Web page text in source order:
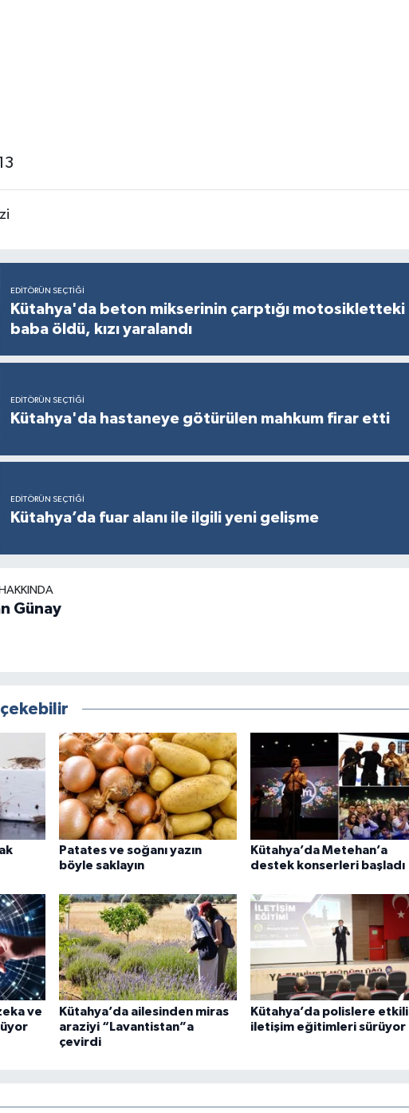
EDITÖRÜN SEÇTIĞI
Kütahya'da beton mikserinin çarptığı motosikletteki
baba öldü, kızı yaralandı
EDITÖRÜN SEÇTIĞI
Kütahya'da hastaneye götürülen mahkum firar etti
EDITÖRÜN SEÇTIĞI
Kütahya’da fuar alanı ile ilgili yeni gelişme
Günay
Patates ve soğanı yazın
böyle saklayın
Kütahya’da Metehan’a
destek konserleri başladı
ve
Kütahya’da ailesinden miras
araziyi “Lavantistan”a
çevirdi
Kütahya’da polislere etkili
iletişim eğitimleri sürüyor